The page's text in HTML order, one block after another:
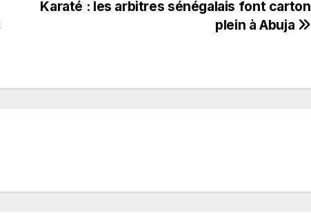
Karaté : les arbitres sénégalais font carton
plein à Abuja